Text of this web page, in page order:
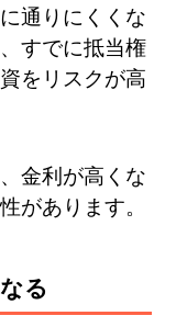
通りにくくな
すでに抵当権
をリスクが高
金利が高くな
があります。
る